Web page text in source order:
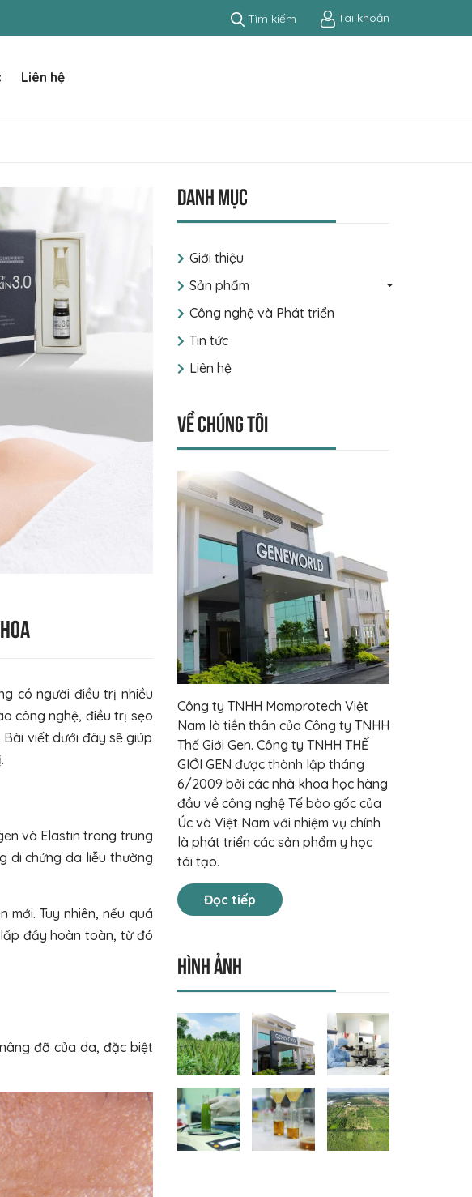
Tìm kiếm Tài khoản
Liên hệ
có người điều trị nhiều
công nghệ, điều trị sẹo
viết dưới đây sẽ giúp
và Elastin trong trung
di chứng da liễu thường
Tuy nhiên, nếu quá
đầy hoàn toàn, từ đó
đỡ của da, đặc biệt
Danh mục
Giới thiệu
Sản phẩm
Công nghệ và Phát triển
Tin tức
Liên hệ
Về chúng tôi
Công ty TNHH Mamprotech Việt
Nam là tiền thân của Công ty TNHH
Thế Giới Gen. Công ty TNHH THẾ
GIỚI GEN được thành lập tháng
6/2009 bởi các nhà khoa học hàng
đầu về công nghệ Tế bào gốc của
Úc và Việt Nam với nhiệm vụ chính
là phát triển các sản phẩm y học
tái tạo.
Đọc tiếp
Hình ảnh